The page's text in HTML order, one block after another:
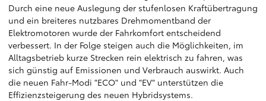
Durch eine neue Auslegung der stufenlosen Kraftübertragung
und ein breiteres nutzbares Drehmomentband der
Elektromotoren wurde der Fahrkomfort entscheidend
verbessert. In der Folge steigen auch die Möglichkeiten, im
Alltagsbetrieb kurze Strecken rein elektrisch zu fahren, was
sich günstig auf Emissionen und Verbrauch auswirkt. Auch
die neuen Fahr-Modi "ECO" und "EV" unterstützen die
Effizienzsteigerung des neuen Hybridsystems.